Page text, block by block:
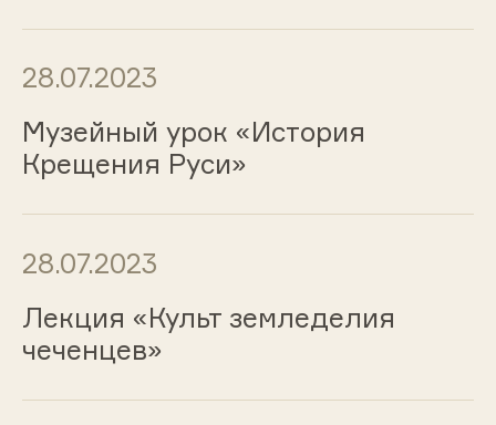
28.07.2023
Музейный урок «История
Крещения Руси»
28.07.2023
Лекция «Культ земледелия
чеченцев»